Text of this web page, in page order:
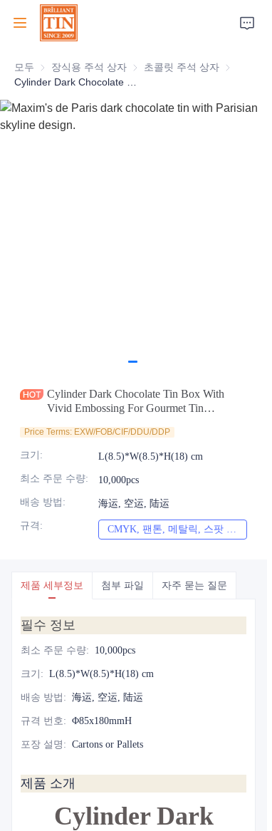
모두 장식용 주석 상자 장식용 주석 상자
초콜릿 주석 상자 초콜릿 주석
Cylinder Dark Chocolate Tin Box With
Vivid Embossing For Gourmet Tin
Price Terms: EXW/FOB/CIF/DDU/DDP
크기 : L(8.5)*W(8.5)*H(18) cm
최소 주문 수량: 10,000pcs
배송 방법 : 海运, 空运, 陆运
규격 : CMYK, 팬톤, 메탈릭, 스팟 컬러 등
제품 세부정보 첨부 파일 자주 묻는 질문
필수 정보
최소 주문 수량: 10,000pcs
크기 : L(8.5)*W(8.5)*H(18) cm
배송 방법 : 海运, 空运, 陆运
규격 번호: Φ85x180mmH
포장 설명 : Cartons or Pallets
제품 소개
Cylinder Dark
집
회사